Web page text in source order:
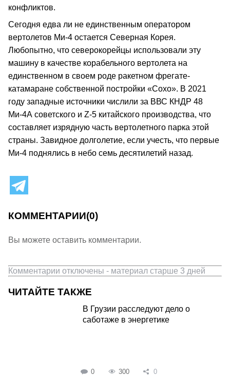
конфликтов.
Сегодня едва ли не единственным оператором
вертолетов Ми-4 остается Северная Корея.
Любопытно, что северокорейцы использовали эту
машину в качестве корабельного вертолета на
единственном в своем роде ракетном фрегате-
катамаране собственной постройки «Сохо». В 2021
году западные источники числили за ВВС КНДР 48
Ми-4А cоветского и Z-5 китайского производства, что
составляет изрядную часть вертолетного парка этой
страны. Завидное долголетие, если учесть, что первые
Ми-4 поднялись в небо семь десятилетий назад.
КОММЕНТАРИИ(0)
Вы можете оставить комментарии.
Комментарии отключены - материал старше 3 дней
ЧИТАЙТЕ ТАКЖЕ
В Грузии расследуют дело о
саботаже в энергетике
0 300 0